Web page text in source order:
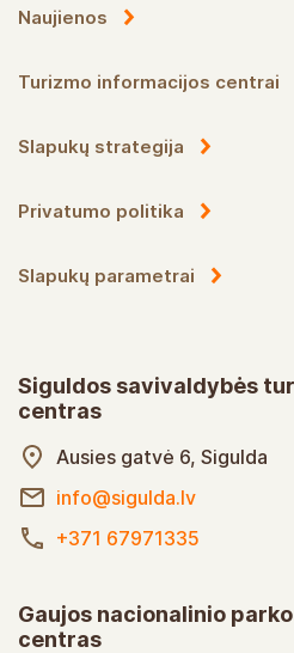
Naujienos
Turizmo informacijos centrai
Slapukų strategija
Privatumo politika
Slapukų parametrai
Siguldos savivaldybės
centras
Ausies gatvė 6, Sigulda
info@sigulda.lv
+371 67971335
Gaujos nacionalinio
centras